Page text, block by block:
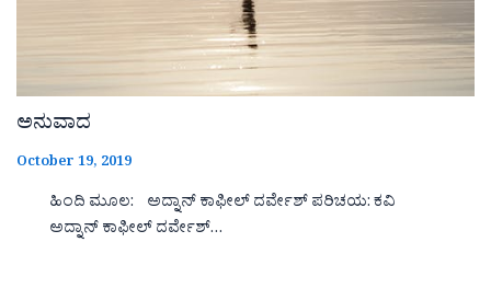
ಅನುವಾದ
October 19, 2019
ಹಿಂದಿ ಮೂಲ: ಅದ್ನಾನ್ ಕಾಫೀಲ್ ದರ್ವೇಶ್ ಪರಿಚಯ: ಕವಿ
ಅದ್ನಾನ್ ಕಾಫೀಲ್ ದರ್ವೇಶ್…